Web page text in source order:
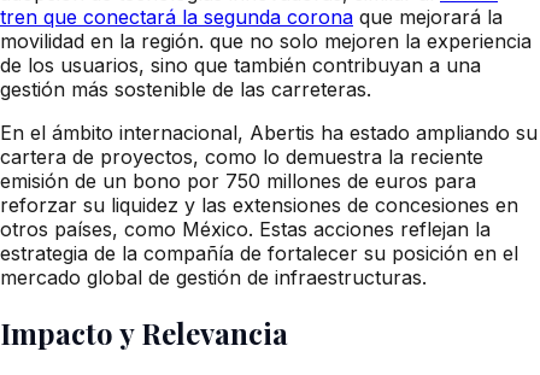
tren que conectará la segunda corona que mejorará la
movilidad en la región. que no solo mejoren la experiencia
de los usuarios, sino que también contribuyan a una
gestión más sostenible de las carreteras.
En el ámbito internacional, Abertis ha estado ampliando su
cartera de proyectos, como lo demuestra la reciente
emisión de un bono por 750 millones de euros para
reforzar su liquidez y las extensiones de concesiones en
otros países, como México. Estas acciones reflejan la
estrategia de la compañía de fortalecer su posición en el
mercado global de gestión de infraestructuras.
Impacto y Relevancia